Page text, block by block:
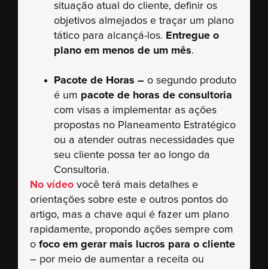
situação atual do cliente, definir os
objetivos almejados e traçar um plano
tático para alcançá-los. Entregue o
plano em menos de um mês.
Pacote de Horas – o segundo produto
é um pacote de horas de consultoria
com visas a implementar as ações
propostas no Planeamento Estratégico
ou a atender outras necessidades que
seu cliente possa ter ao longo da
Consultoria.
No vídeo você terá mais detalhes e
orientações sobre este e outros pontos do
artigo, mas a chave aqui é fazer um plano
rapidamente, propondo ações sempre com
o foco em gerar mais lucros para o cliente
– por meio de aumentar a receita ou